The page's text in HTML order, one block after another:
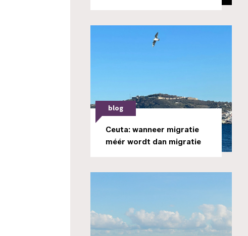
blog
Ceuta: wanneer migratie
méér wordt dan migratie